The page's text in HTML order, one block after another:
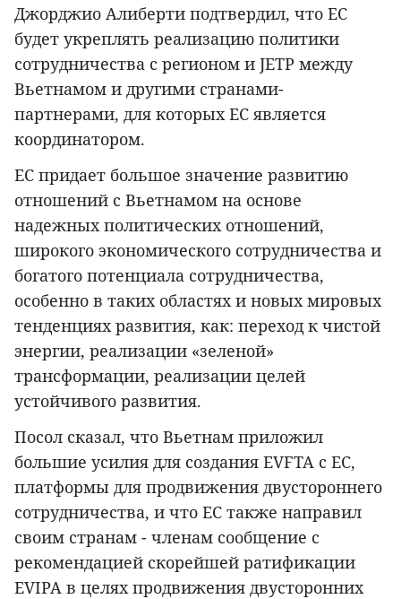
Джорджио Алиберти подтвердил, что ЕС
будет укреплять реализацию политики
сотрудничества с регионом и JETP между
Вьетнамом и другими странами-
партнерами, для которых ЕС является
координатором.
ЕС придает большое значение развитию
отношений с Вьетнамом на основе
надежных политических отношений,
широкого экономического сотрудничества и
богатого потенциала сотрудничества,
особенно в таких областях и новых мировых
тенденциях развития, как: переход к чистой
энергии, реализации «зеленой»‎
трансформации, реализации целей
устойчивого развития.
Посол сказал, что Вьетнам приложил
большие усилия для создания EVFTA с ЕС,
платформы для продвижения двустороннего
сотрудничества, и что ЕС также направил
своим странам - членам сообщение с
рекомендацией скорейшей ратификации
EVIPA в целях продвижения двусторонних